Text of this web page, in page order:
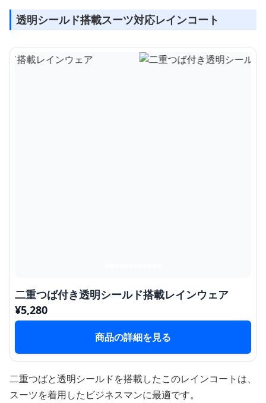
透明シールド搭載スーツ対応レインコート
二重つば付き透明シールド搭載レインウェア
¥5,280
商品の詳細を見る
二重つばと透明シールドを搭載したこのレインコートは、
スーツを着用したビジネスマンに最適です。